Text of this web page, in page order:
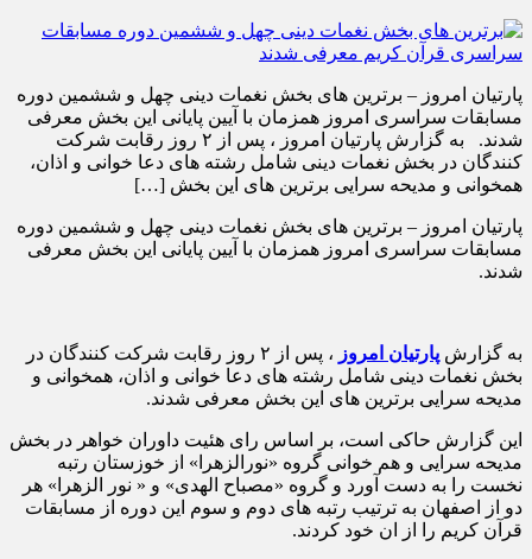
پارتیان امروز – برترین های بخش نغمات دینی چهل و ششمین دوره
مسابقات سراسری امروز همزمان با آیین پایانی این بخش معرفی
شدند. به گزارش پارتیان امروز ، پس از ۲ روز رقابت شرکت
کنندگان در بخش نغمات دینی شامل رشته های دعا خوانی و اذان،
همخوانی و مدیحه سرایی برترین های این بخش […]
پارتیان امروز – برترین های بخش نغمات دینی چهل و ششمین دوره
مسابقات سراسری امروز همزمان با آیین پایانی این بخش معرفی
شدند.
به گزارش پارتیان امروز
، پس از ۲ روز رقابت شرکت کنندگان در
بخش نغمات دینی شامل رشته های دعا خوانی و اذان، همخوانی و
مدیحه سرایی برترین های این بخش معرفی شدند.
این گزارش حاکی است، بر اساس رای هئیت داوران خواهر در بخش
مدیحه سرایی و هم خوانی گروه «نورالزهرا» از خوزستان رتبه
نخست را به دست آورد و گروه «مصباح الهدی» و « نور الزهرا» هر
دو از اصفهان به ترتیب رتبه های دوم و سوم این دوره از مسابقات
قرآن کریم را از ان خود کردند.